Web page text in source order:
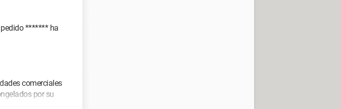
pedido ******* ha
comerciales
por su